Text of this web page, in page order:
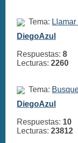
Tema:
DiegoAzul
Respuestas:8
Lecturas:2260
Tema:
DiegoAzul
Respuestas: 10
Lecturas:23812